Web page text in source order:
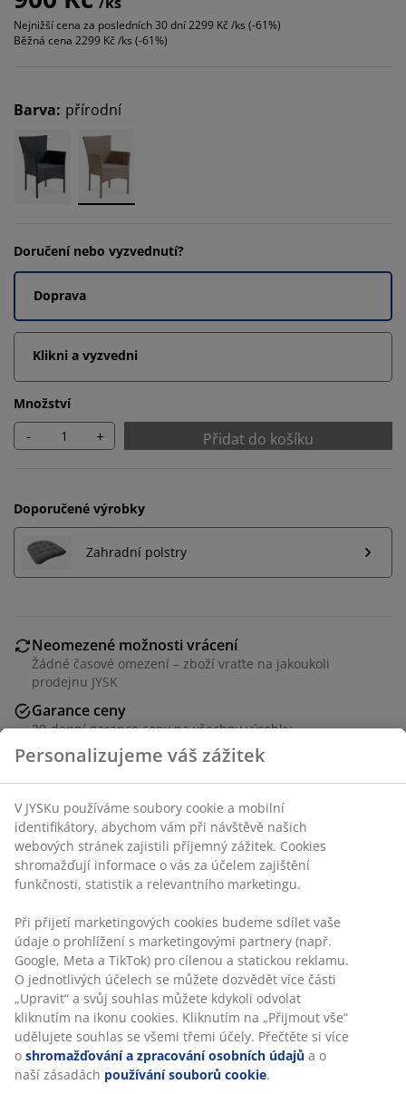
Nejnižší cena za posledních 30 dní2299 Kč /ks (-61%)
Běžná cena 2299 Kč /ks (-61%)
Barva: přírodní
Doručení nebo vyzvednutí?
Doprava
Klikni a vyzvedni
Množství
- + Přidat do košíku
Doporučené výrobky
Zahradní polstry
Neomezené možnosti vrácení
Žádné časové omezení – zboží vraťte na jakoukoli
prodejnu JYSK
Garance ceny
30-denní garance ceny na všechny výrobky
Flexibilní možnosti doručení
Stohovací židle z umělého ratanu s rámem z práškově
lakované oceli. Umělý ratan má přirozený proutěný
vzhled, je ale odolný vůči vlivům počasí a nevyžaduje
údržbu. Zahradní židle je stohovací pro kompaktní
uložení.
Skladová položka: 3726024
Návod k sestavení